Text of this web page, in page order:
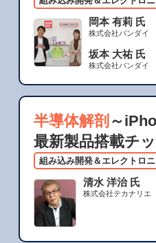
岡本 有莉 氏
株式会社バンダイ
坂本 大祐 氏
株式会社バンダイ
半導体解剖 ～
最新製品搭載チ
組み込み開発＆エレクトロニ
清水 洋治 氏
株式会社テカナリエ